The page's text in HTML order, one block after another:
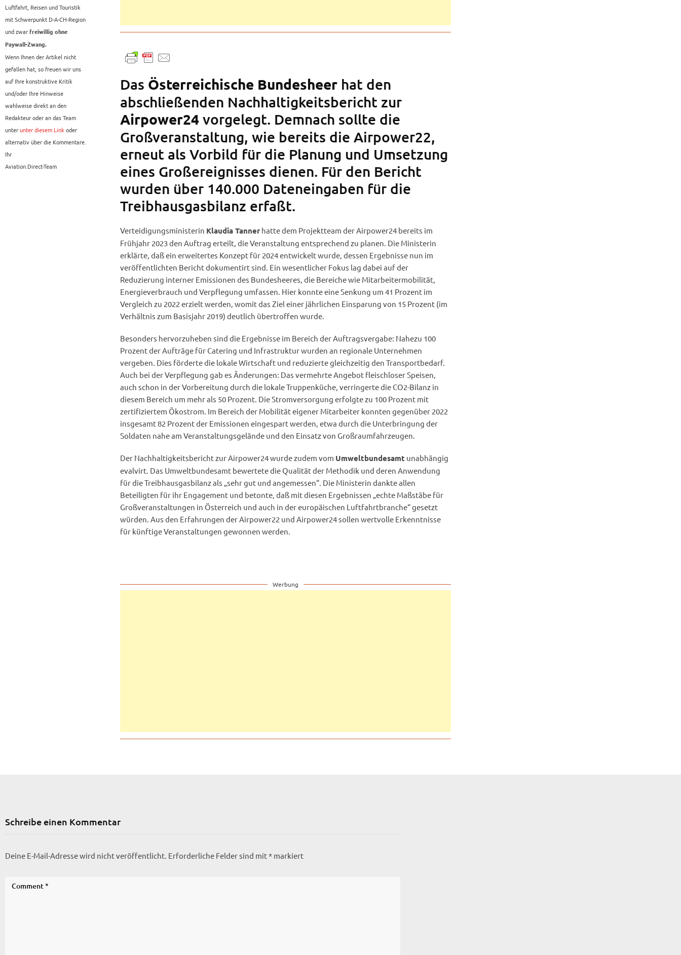
Luftfahrt, Reisen und Touristik
mit Schwerpunkt D-A-CH-Region
und zwar freiwillig ohne
Paywall-Zwang.
Wenn Ihnen der Artikel nicht
gefallen hat, so freuen wir uns
auf Ihre konstruktive Kritik
und/oder Ihre Hinweise
wahlweise direkt an den
Redakteur oder an das Team
unterunter diesem Linkoder
alternativ über die Kommentare.
Ihr
Aviation.Direct-Team
Das Österreichische Bundesheerhat den
abschließenden Nachhaltigkeitsbericht zur
Airpower24 vorgelegt. Demnach sollte die
Großveranstaltung, wie bereits die Airpower22,
erneut als Vorbild für die Planung und Umsetzung
eines Großereignisses dienen. Für den Bericht
wurden über 140.000 Dateneingaben für die
Treibhausgasbilanz erfaßt.
Verteidigungsministerin Klaudia Tannerhatte dem Projektteam der Airpower24 bereits im
Frühjahr 2023 den Auftrag erteilt, die Veranstaltung entsprechend zu planen. Die Ministerin
erklärte, daß ein erweitertes Konzept für 2024 entwickelt wurde, dessen Ergebnisse nun im
veröffentlichten Bericht dokumentirt sind. Ein wesentlicher Fokus lag dabei auf der
Reduzierung interner Emissionen des Bundesheeres, die Bereiche wie Mitarbeitermobilität,
Energieverbrauch und Verpflegung umfassen. Hier konnte eine Senkung um 41 Prozent im
Vergleich zu 2022 erzielt werden, womit das Ziel einer jährlichen Einsparung von 15 Prozent (im
Verhältnis zum Basisjahr 2019) deutlich übertroffen wurde.
Besonders hervorzuheben sind die Ergebnisse im Bereich der Auftragsvergabe: Nahezu 100
Prozent der Aufträge für Catering und Infrastruktur wurden an regionale Unternehmen
vergeben. Dies förderte die lokale Wirtschaft und reduzierte gleichzeitig den Transportbedarf.
Auch bei der Verpflegung gab es Änderungen: Das vermehrte Angebot fleischloser Speisen,
auch schon in der Vorbereitung durch die lokale Truppenküche, verringerte die CO2-Bilanz in
diesem Bereich um mehr als 50 Prozent. Die Stromversorgung erfolgte zu 100 Prozent mit
zertifiziertem Ökostrom. Im Bereich der Mobilität eigener Mitarbeiter konnten gegenüber 2022
insgesamt 82 Prozent der Emissionen eingespart werden, etwa durch die Unterbringung der
Soldaten nahe am Veranstaltungsgelände und den Einsatz von Großraumfahrzeugen.
Der Nachhaltigkeitsbericht zur Airpower24 wurde zudem vom Umweltbundesamt unabhängig
evalvirt. Das Umweltbundesamt bewertete die Qualität der Methodik und deren Anwendung
für die Treibhausgasbilanz als „sehr gut und angemessen“. Die Ministerin dankte allen
Beteiligten für ihr Engagement und betonte, daß mit diesen Ergebnissen „echte Maßstäbe für
Großveranstaltungen in Österreich und auch in der europäischen Luftfahrtbranche“ gesetzt
würden. Aus den Erfahrungen der Airpower22 und Airpower24 sollen wertvolle Erkenntnisse
für künftige Veranstaltungen gewonnen werden.
Werbung
Schreibe einen Kommentar
Deine E-Mail-Adresse wird nicht veröffentlicht. Erforderliche Felder sind mit* markiert